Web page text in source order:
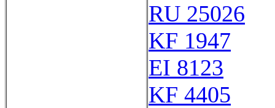
RU 25026
KF 1947
EI 8123
KF 4405